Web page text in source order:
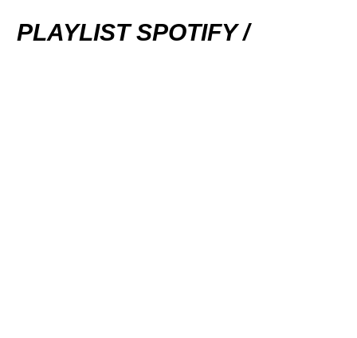
PLAYLIST SPOTIFY /